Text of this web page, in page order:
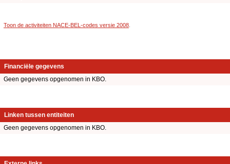
Toon de activiteiten NACE-BEL-codes versie 2008
Financiële gegevens
Geen gegevens opgenomen in KBO.
Linken tussen entiteiten
Geen gegevens opgenomen in KBO.